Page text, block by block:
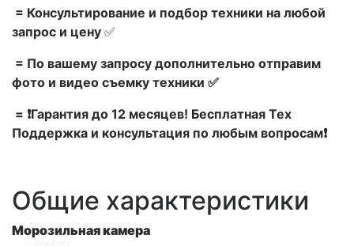
= Консультирование и подбор техники на любой
запрос и цену ✅
= По вашему запросу дополнительно отправим
фото и видео съемку техники ✅
= ❗Гарантия до 12 месяцев! Бесплатная Тех
Поддержка и консультация по любым вопросам❗
Общие характеристики
Морозильная камера